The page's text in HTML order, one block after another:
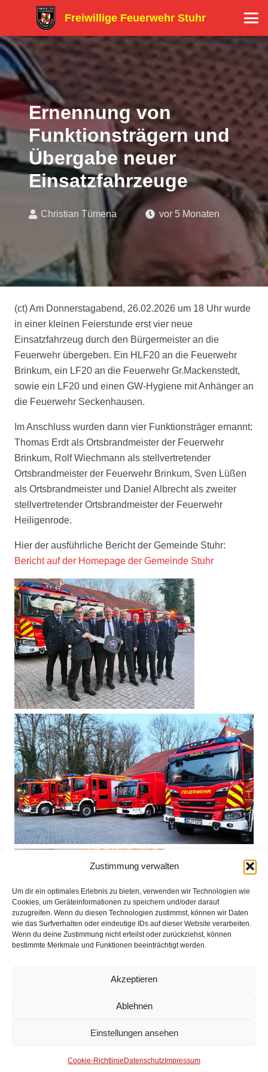
Zustimmung verwalten
Um dir ein optimales Erlebnis zu bieten, verwenden wir Technologien wie
Cookies, um Geräteinformationen zu speichern und/oder darauf
zuzugreifen. Wenn du diesen Technologien zustimmst, können wir Daten
wie das Surfverhalten oder eindeutige IDs auf dieser Website verarbeiten.
Wenn du deine Zustimmung nicht erteilst oder zurückziehst, können
bestimmte Merkmale und Funktionen beeinträchtigt werden.
Akzeptieren
Ablehnen
Einstellungen ansehen
Cookie-Richtlinie Datenschutz Impressum
Freiwillige Feuerwehr Stuhr
Ernennung von
Funktionsträgern und
Übergabe neuer
Einsatzfahrzeuge
Christian Tümena vor 5 Monaten
(ct) Am Donnerstagabend, 26.02.2026 um 18 Uhr wurde
in einer kleinen Feierstunde erst vier neue
Einsatzfahrzeug durch den Bürgermeister an die
Feuerwehr übergeben. Ein HLF20 an die Feuerwehr
Brinkum, ein LF20 an die Feuerwehr Gr.Mackenstedt,
sowie ein LF20 und einen GW-Hygiene mit Anhänger an
die Feuerwehr Seckenhausen.
Im Anschluss wurden dann vier Funktionsträger ernannt:
Thomas Erdt als Ortsbrandmeister der Feuerwehr
Brinkum, Rolf Wiechmann als stellvertretender
Ortsbrandmeister der Feuerwehr Brinkum, Sven Lüßen
als Ortsbrandmeister und Daniel Albrecht als zweiter
stellvertretender Ortsbrandmeister der Feuerwehr
Heiligenrode.
Hier der ausführliche Bericht der Gemeinde Stuhr:
Bericht auf der Homepage der Gemeinde Stuhr